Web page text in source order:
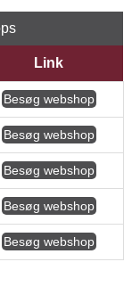
Link
Besøg webshop
Besøg webshop
Besøg webshop
Besøg webshop
Besøg webshop